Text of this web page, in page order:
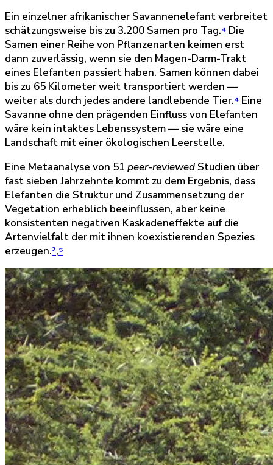
Ein einzelner afrikanischer Savannenelefant verbreitet
schätzungsweise bis zu 3.200 Samen pro Tag.⁴ Die
Samen einer Reihe von Pflanzenarten keimen erst
dann zuverlässig, wenn sie den Magen-Darm-Trakt
eines Elefanten passiert haben. Samen können dabei
bis zu 65 Kilometer weit transportiert werden —
weiter als durch jedes andere landlebende Tier.⁴ Eine
Savanne ohne den prägenden Einfluss von Elefanten
wäre kein intaktes Lebenssystem — sie wäre eine
Landschaft mit einer ökologischen Leerstelle.
Eine Metaanalyse von 51 peer-reviewed Studien über
fast sieben Jahrzehnte kommt zu dem Ergebnis, dass
Elefanten die Struktur und Zusammensetzung der
Vegetation erheblich beeinflussen, aber keine
konsistenten negativen Kaskadeneffekte auf die
Artenvielfalt der mit ihnen koexistierenden Spezies
erzeugen.²,⁵